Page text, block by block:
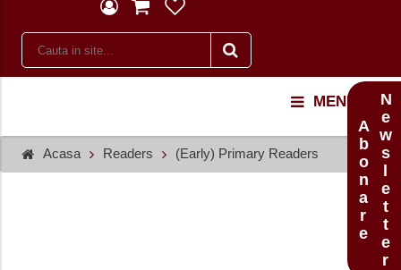
MENU
Acasa Readers (Early) Primary Readers Newsletter
Abonare